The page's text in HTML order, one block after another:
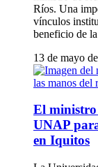
Ríos. Una
vínculos
beneficio de
13 de mayo
El ministro
UNAP
en Iquitos